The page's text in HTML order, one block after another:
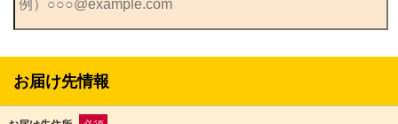
お届け先情報